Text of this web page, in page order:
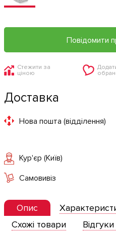
Повідомити
Стежити за
ціною
Доставка
Нова пошта (відділення)
Кур'єр (Київ)
Самовивіз
Опис
Схожі товари